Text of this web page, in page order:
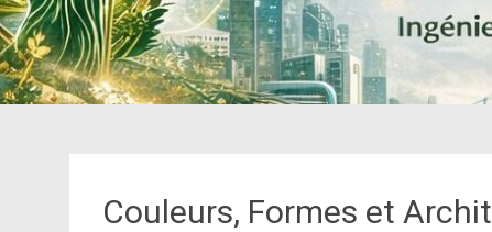
Couleurs, Formes et